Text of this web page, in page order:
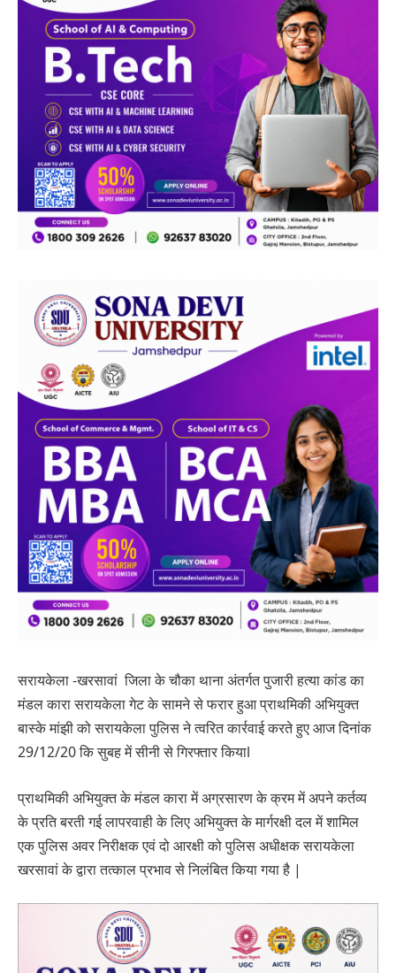
सरायकेला -खरसावां जिला के चौका थाना अंतर्गत पुजारी हत्या कांड का
मंडल कारा सरायकेला गेट के सामने से फरार हुआ प्राथमिकी अभियुक्त
बास्के मांझी को सरायकेला पुलिस ने त्वरित कार्रवाई करते हुए आज दिनांक
29/12/20 कि सुबह में सीनी से गिरफ्तार कियाl
प्राथमिकी अभियुक्त के मंडल कारा में अग्रसारण के क्रम में अपने कर्तव्य
के प्रति बरती गई लापरवाही के लिए अभियुक्त के मार्गरक्षी दल में शामिल
एक पुलिस अवर निरीक्षक एवं दो आरक्षी को पुलिस अधीक्षक सरायकेला
खरसावां के द्वारा तत्काल प्रभाव से निलंबित किया गया है |